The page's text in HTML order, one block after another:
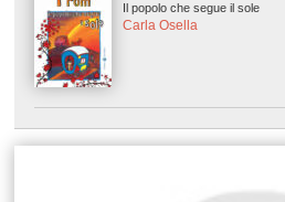
Il popolo che segue il sole
Carla Osella